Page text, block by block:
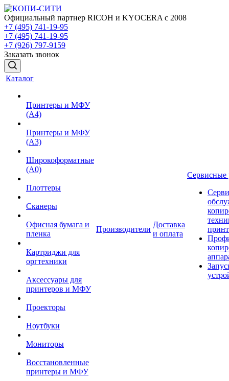
Официальный партнер RICOH и KYOCERA с 2008
+7 (495) 741-19-95
+7 (495) 741-19-95
+7 (926) 797-9159
Заказать звонок
Каталог
Принтеры и МФУ
(А4)
Принтеры и МФУ
(А3)
Широкоформатные
(А0)
Плоттеры
Сканеры
Офисная бумага и
пленка
Картриджи для
оргтехники
Аксессуары для
принтеров и МФУ
Проекторы
Ноутбуки
Мониторы
Восстановленные
принтеры и МФУ
Производители
Доставка
и оплата
Сервисные